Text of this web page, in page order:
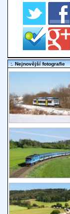
:. Nejnovější fotografie